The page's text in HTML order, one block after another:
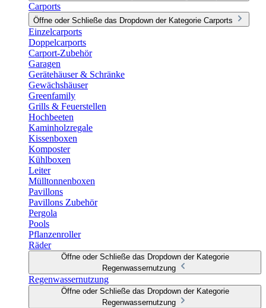
Carports
Öffne oder Schließe das Dropdown der Kategorie Carports
Einzelcarports
Doppelcarports
Carport-Zubehör
Garagen
Gerätehäuser & Schränke
Gewächshäuser
Greenfamily
Grills & Feuerstellen
Hochbeeten
Kaminholzregale
Kissenboxen
Komposter
Kühlboxen
Leiter
Mülltonnenboxen
Pavillons
Pavillons Zubehör
Pergola
Pools
Pflanzenroller
Räder
Öffne oder Schließe das Dropdown der Kategorie
Regenwassernutzung
Regenwassernutzung
Öffne oder Schließe das Dropdown der Kategorie
Regenwassernutzung